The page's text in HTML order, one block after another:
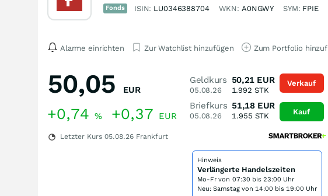
Fonds ISIN: LU0346388704 WKN: A0NGWY SYM: FPIE
Alarme einrichten Zur Watchlist hinzufügen Zum Portfolio
50,05 EUR
+0,74 % +0,37 EUR
Letzter Kurs 05.08.26 Frankfurt
Geldkurs
05.08.26
50,21 EUR
1.992 STK
Briefkurs
05.08.26
51,18 EUR
1.955 STK
Verkauf
Kauf
Hinweis
Verlängerte Handelszeiten
Mo-Fr von 07:30 bis 23:00 Uhr
Neu: Samstag von 14:00 bis 19:00 Uhr